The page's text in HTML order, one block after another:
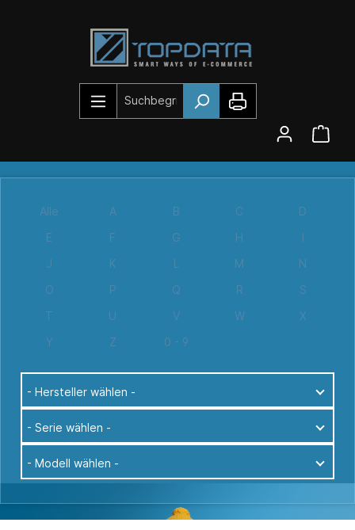
Alle A B C
D
E
F G H
I
J
K L M
N
O
P Q R
S
T
U V W
X
Y
Z 0 - 9
- Hersteller wählen -
- Serie wählen -
- Modell wählen -